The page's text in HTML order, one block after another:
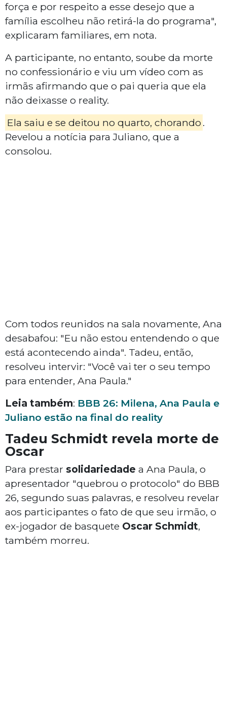
força e por respeito a esse desejo que a
família escolheu não retirá-la do programa",
explicaram familiares, em nota.
A participante, no entanto, soube da morte
no confessionário e viu um vídeo com as
irmãs afirmando que o pai queria que ela
não deixasse o reality.
Ela saiu e se deitou no quarto, chorando .
Revelou a notícia para Juliano, que a
consolou.
Com todos reunidos na sala novamente, Ana
desabafou: "Eu não estou entendendo o que
está acontecendo ainda". Tadeu, então,
resolveu intervir: "Você vai ter o seu tempo
para entender, Ana Paula."
Leia também: BBB 26: Milena, Ana Paula e
Juliano estão na final do reality
Tadeu Schmidt revela morte de
Oscar
Para prestar solidariedade a Ana Paula, o
apresentador "quebrou o protocolo" do BBB
26, segundo suas palavras, e resolveu revelar
aos participantes o fato de que seu irmão, o
ex-jogador de basquete Oscar Schmidt,
também morreu.